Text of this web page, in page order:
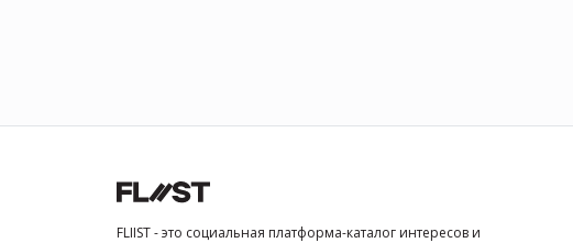
FLIIST - это социальная платформа-каталог интересов и